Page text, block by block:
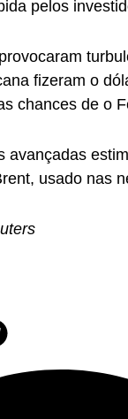
pelos
fizeram o
chances de o
avançadas
usado nas